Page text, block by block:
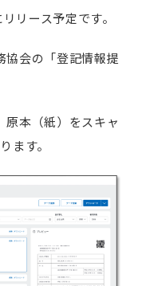
リース予定です。
会の「登記情報提
本（紙）をスキャ
ます。